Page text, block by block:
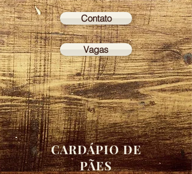
Contato
Vagas
CARDÁPIO DE
PÃES